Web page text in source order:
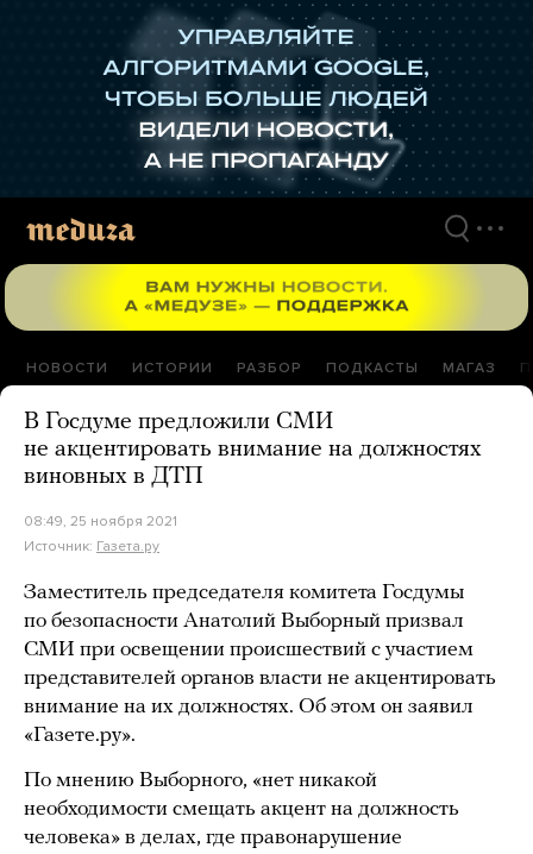
НОВОСТИ ИСТОРИИ РАЗБОР ПОДКАСТЫ МАГАЗ
В Госдуме предложили СМИ
не акцентировать внимание на должностях
виновных в ДТП
08:49, 25 ноября 2021
Источник: Газета.ру
Заместитель председателя комитета Госдумы
по безопасности Анатолий Выборный призвал
СМИ при освещении происшествий с участием
представителей органов власти не акцентировать
внимание на их должностях. Об этом он заявил
«Газете.ру».
По мнению Выборного, «нет никакой
необходимости смещать акцент на должность
человека» в делах, где правонарушение